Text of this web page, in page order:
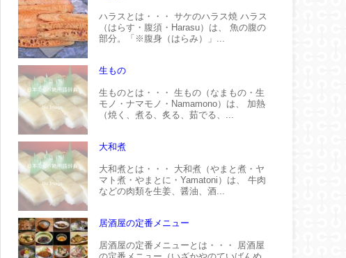
ハラスとは・・・ サケのハラス焼 ハラス
（はらす・腹須・Harasu）は、 魚の腹の
部分。「※腹身（はらみ）」...
生もの
生ものとは・・・ 生もの（なまもの・生
モノ・ナマモノ・Namamono）は、 加熱
（焼く、煮る、炙る、茹でる、...
大和煮
大和煮とは・・・ 大和煮（やまと煮・ヤ
マト煮・やまとに・Yamatoni）は、 牛肉
などの肉類を生姜、醤油、酒...
居酒屋の定番メニュー
居酒屋の定番メニューとは・・・ 居酒屋
の定番メニュー（いざかやのていばんめ